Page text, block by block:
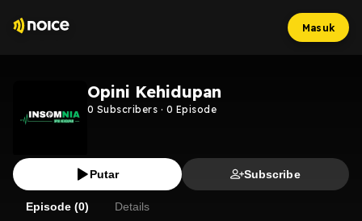
Masuk
Opini Kehidupan
0 Subscribers · 0 Episode
Putar Subscribe
Episode (0) Details